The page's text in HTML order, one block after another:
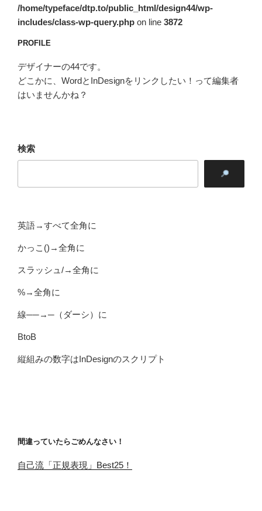
/home/typeface/dtp.to/public_html/design44/wp-
includes/class-wp-query.php on line 3872
PROFILE
デザイナーの44です。
どこかに、WordとInDesignをリンクしたい！って編集者
はいませんかね？
検索
英語→すべて全角に
かっこ()→全角に
スラッシュ/→全角に
%→全角に
線──→─（ダーシ）に
BtoB
縦組みの数字はInDesignのスクリプト
間違っていたらごめんなさい！
自己流「正規表現」Best25！